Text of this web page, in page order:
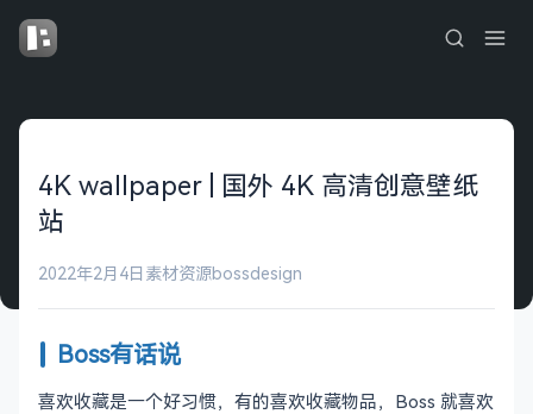
4K wallpaper | 国外 4K 高清创意壁纸
站
2022年2月4日 素材资源bossdesign
Boss有话说
喜欢收藏是一个好习惯，有的喜欢收藏物品，Boss 就喜欢